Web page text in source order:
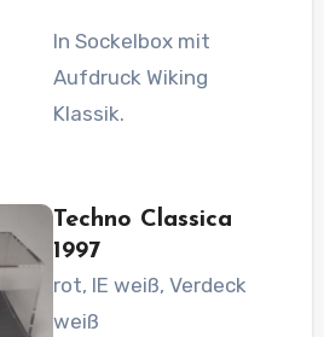
In Sockelbox mit
Aufdruck Wiking
Klassik.
Techno Classica
1997
rot, IE weiß, Verdeck
weiß